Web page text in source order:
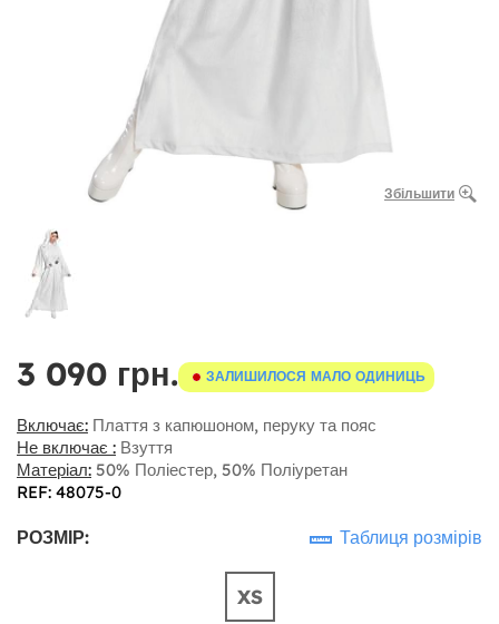
Збільшити
3 090 грн. ЗАЛИШИЛОСЯ МАЛО ОДИНИЦЬ
Включає: Плаття з капюшоном, перуку та пояс
Не включає : Взуття
Матеріал: 50% Поліестер, 50% Поліуретан
REF: 48075-0
РОЗМІР: Таблиця розмірів
XS